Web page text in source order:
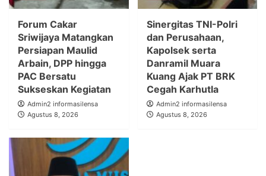
Forum Cakar
Sriwijaya Matangkan
Persiapan Maulid
Arbain, DPP hingga
PAC Bersatu
Sukseskan Kegiatan
Admin2 informasilensa
Agustus 8, 2026
Sinergitas TNI-Polri
dan Perusahaan,
Kapolsek serta
Danramil Muara
Kuang Ajak PT BRK
Cegah Karhutla
Admin2 informasilensa
Agustus 8, 2026